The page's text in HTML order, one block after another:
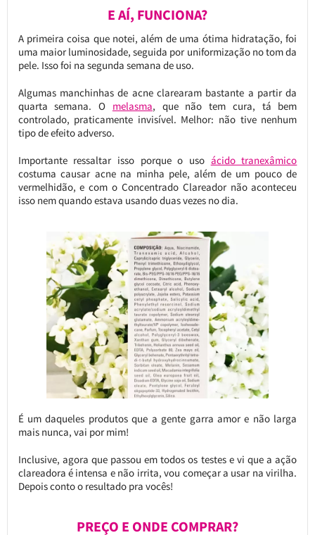
E AÍ, FUNCIONA?
A primeira coisa que notei, além de uma ótima hidratação, foi
uma maior luminosidade, seguida por uniformização no tom da
pele. Isso foi na segunda semana de uso.
Algumas manchinhas de acne clarearam bastante a partir da
quarta semana. O melasma, que não tem cura, tá bem
controlado, praticamente invisível. Melhor: não tive nenhum
tipo de efeito adverso.
Importante ressaltar isso porque o uso ácido tranexâmico
costuma causar acne na minha pele, além de um pouco de
vermelhidão, e com o Concentrado Clareador não aconteceu
isso nem quando estava usando duas vezes no dia.
É um daqueles produtos que a gente garra amor e não larga
mais nunca, vai por mim!
Inclusive, agora que passou em todos os testes e vi que a ação
clareadora é intensa e não irrita, vou começar a usar na virilha.
Depois conto o resultado pra vocês!
PREÇO E ONDE COMPRAR?